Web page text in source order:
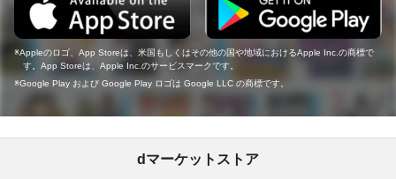
Appleのロゴ、App Storeは、米国もしくはその他の国や地域におけるApple Inc.の商標で
す。App Storeは、Apple Inc.のサービスマークです。
Google Play および Google Play ロゴは Google LLC の商標です。
dマーケットストア